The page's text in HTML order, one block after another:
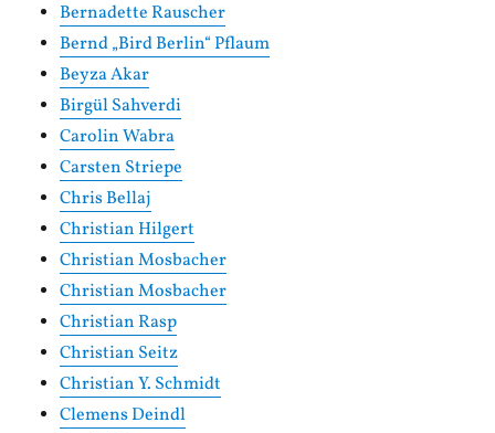
Bernadette Rauscher
Bernd „Bird Berlin“ Pflaum
Beyza Akar
Birgül Sahverdi
Carolin Wabra
Carsten Striepe
Chris Bellaj
Christian Hilgert
Christian Mosbacher
Christian Mosbacher
Christian Rasp
Christian Seitz
Christian Y. Schmidt
Clemens Deindl